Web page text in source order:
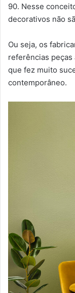
90. Nesse
decorativos não
Ou seja, os
referências
que fez muito
contemporâneo.